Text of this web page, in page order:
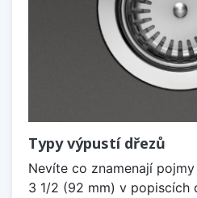
Typy výpustí dřezů
Nevíte co znamenají
3 1/2 (92 mm) v popiscích